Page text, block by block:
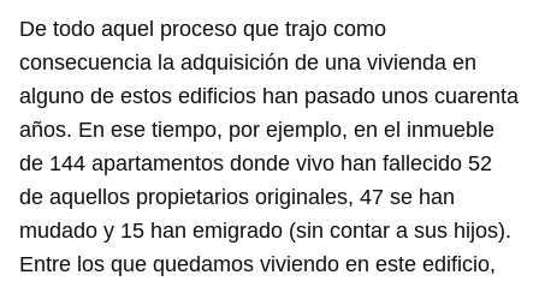
De todo aquel proceso que trajo como
consecuencia la adquisición de una vivienda en
alguno de estos edificios han pasado unos cuarenta
años. En ese tiempo, por ejemplo, en el inmueble
de 144 apartamentos donde vivo han fallecido 52
de aquellos propietarios originales, 47 se han
mudado y 15 han emigrado (sin contar a sus hijos).
Entre los que quedamos viviendo en este edificio,